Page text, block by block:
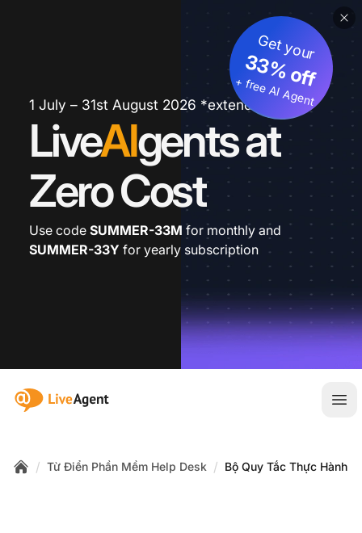
1 July – 31st August 2026 *extended
LiveAIgents at
Zero Cost
Get your
33% off
+ free AI Agent
Use code SUMMER-33M for monthly and
SUMMER-33Y for yearly subscription
:site.title
Mở
/ Từ Điển Phần Mềm Help Desk / Bộ Quy Tắc Thực Hành